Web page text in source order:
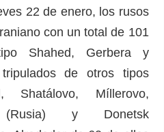
22 de enero, los rusos
con un total de 101
Shahed, Gerbera y
de otros tipos
Shatálovo, Míllerovo,
(Rusia) y Donetsk